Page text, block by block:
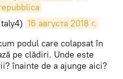
16 августа 2018 г.
podul care colapsat în
pe clădiri. Unde este
înainte de a ajunge aici?